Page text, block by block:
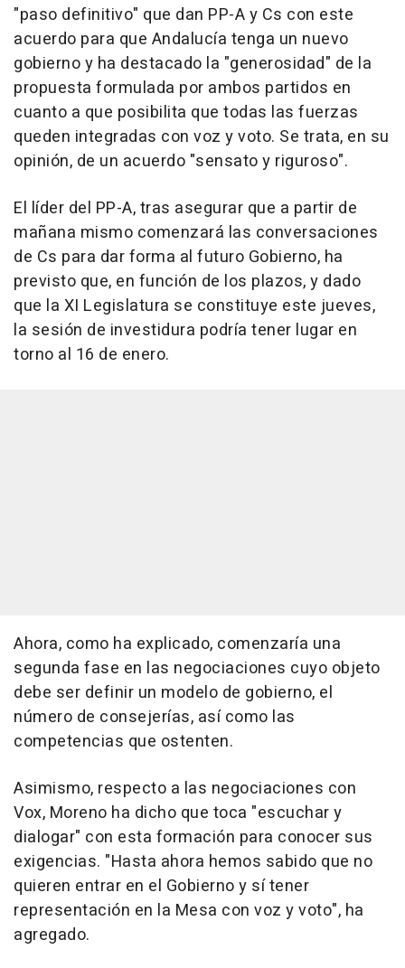
"paso definitivo" que dan PP-A y Cs con este
acuerdo para que Andalucía tenga un nuevo
gobierno y ha destacado la "generosidad" de la
propuesta formulada por ambos partidos en
cuanto a que posibilita que todas las fuerzas
queden integradas con voz y voto. Se trata, en su
opinión, de un acuerdo "sensato y riguroso".
El líder del PP-A, tras asegurar que a partir de
mañana mismo comenzará las conversaciones
de Cs para dar forma al futuro Gobierno, ha
previsto que, en función de los plazos, y dado
que la XI Legislatura se constituye este jueves,
la sesión de investidura podría tener lugar en
torno al 16 de enero.
Ahora, como ha explicado, comenzaría una
segunda fase en las negociaciones cuyo objeto
debe ser definir un modelo de gobierno, el
número de consejerías, así como las
competencias que ostenten.
Asimismo, respecto a las negociaciones con
Vox, Moreno ha dicho que toca "escuchar y
dialogar" con esta formación para conocer sus
exigencias. "Hasta ahora hemos sabido que no
quieren entrar en el Gobierno y sí tener
representación en la Mesa con voz y voto", ha
agregado.